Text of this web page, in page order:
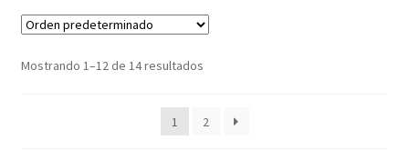
Mostrando 1–12 de 14 resultados
1 2